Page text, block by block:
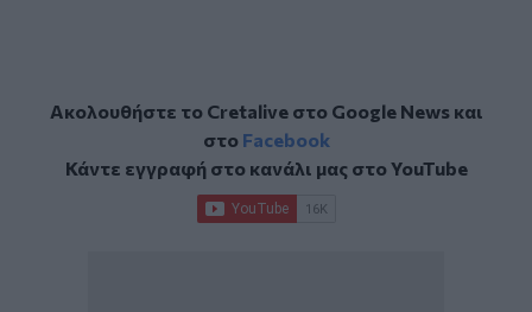
Ακολουθήστε το Cretalive στο Google Newsκαι
στο Facebook
Κάντε εγγραφή στο κανάλι μας στοYouTube